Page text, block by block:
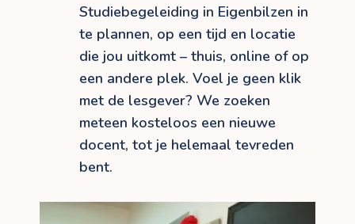
Studiebegeleiding in Eigenbilzen in
te plannen, op een tijd en locatie
die jou uitkomt – thuis, online of op
een andere plek. Voel je geen klik
met de lesgever? We zoeken
meteen kosteloos een nieuwe
docent, tot je helemaal tevreden
bent.